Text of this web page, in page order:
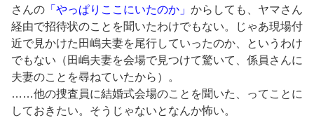
さんの 「やっぱりここにいたのか」 からしても、ヤマさん
経由で招待状のことを聞いたわけでもない。じゃあ現場付
近で見かけた田嶋夫妻を尾行していったのか、というわけ
でもない（田嶋夫妻を会場で見つけて驚いて、係員さんに
夫妻のことを尋ねていたから）。
……他の捜査員に結婚式会場のことを聞いた、ってことに
しておきたい。そうじゃないとなんか怖い。